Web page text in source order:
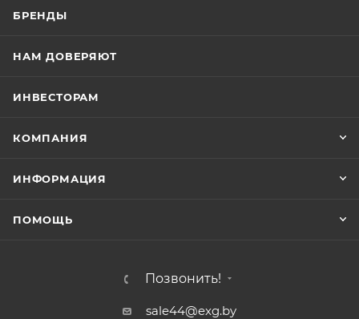
БРЕНДЫ
НАМ ДОВЕРЯЮТ
ИНВЕСТОРАМ
КОМПАНИЯ
ИНФОРМАЦИЯ
ПОМОЩЬ
Позвонить!
sale44@exg.by